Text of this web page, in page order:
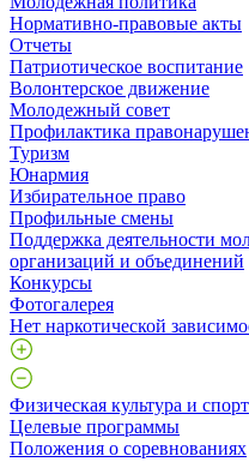
Нормативно-правовые акты
Отчеты
Патриотическое воспитание
Волонтерское движение
Молодежный совет
Профилактика
Туризм
Юнармия
Избирательное право
Профильные смены
Поддержка деятельности
организаций и объединений
Конкурсы
Фотогалерея
Нет наркотической
Физическая культура и спорт
Целевые программы
Положения о соревнованиях